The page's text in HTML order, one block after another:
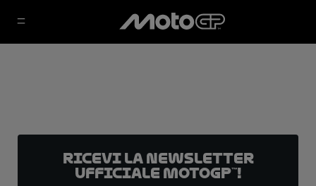
Ricevi la newsletter
ufficiale MotoGP™!